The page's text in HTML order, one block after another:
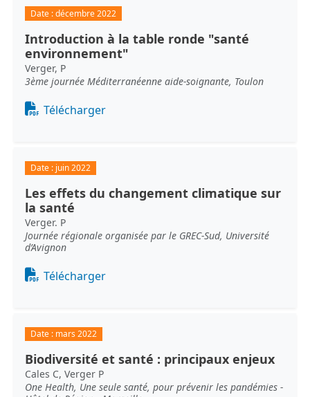
Date :décembre 2022
Introduction à la table ronde "santé
environnement"
Verger, P
3ème journée Méditerranéenne aide-soignante, Toulon
Document
Télécharger
Date : juin 2022
Les effets du changement climatique sur
la santé
Verger. P
Journée régionale organisée par le GREC-Sud, Université
d’Avignon
Document
Télécharger
Date : mars 2022
Biodiversité et santé : principaux enjeux
Cales C, Verger P
One Health, Une seule santé, pour prévenir les pandémies -